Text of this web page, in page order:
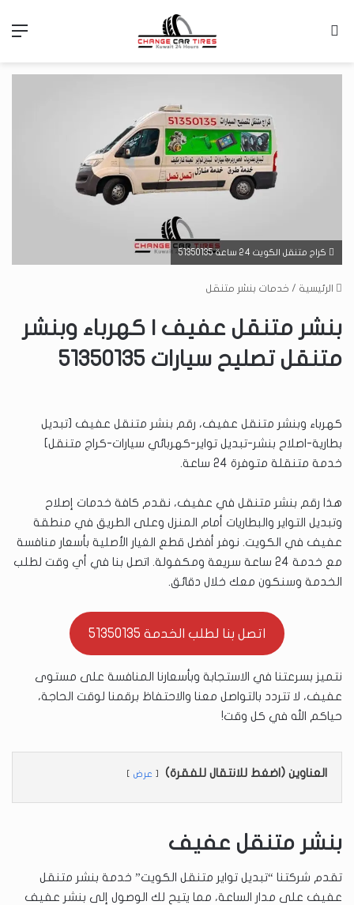
كراج متنقل الكويت 24 ساعة 51350135
الرئيسية / خدمات بنشر متنقل
بنشر متنقل عفيف | كهرباء وبنشر
متنقل تصليح سيارات 51350135
كهرباء وبنشر متنقل عفيف، رقم بنشر متنقل عفيف [تبديل
بطارية-اصلاح بنشر-تبديل تواير-كهربائي سيارات-كراج متنقل]
خدمة متنقلة متوفرة 24 ساعة.
هذا رقم بنشر متنقل في عفيف، نقدم كافة خدمات إصلاح
وتبديل التواير والبطاريات أمام المنزل وعلى الطريق في منطقة
عفيف في الكويت. نوفر أفضل قطع الغيار الأصلية بأسعار منافسة
مع خدمة 24 ساعة سريعة ومكفولة. اتصل بنا في أي وقت لطلب
الخدمة وسنكون معك خلال دقائق.
اتصل بنا لطلب الخدمة 51350135
نتميز بسرعتنا في الاستجابة وبأسعارنا المنافسة على مستوى
عفيف، لا تتردد بالتواصل معنا والاحتفاظ برقمنا لوقت الحاجة،
حياكم الله في كل وقت!
العناوين (اضغط للانتقال للفقرة) عرض
بنشر متنقل عفيف
تقدم شركتنا “تبديل تواير متنقل الكويت” خدمة بنشر متنقل
عفيف على مدار الساعة، مما يتيح لك الوصول إلى بنشر عفيف